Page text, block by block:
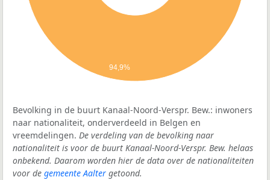
94,9%
Bevolking in de buurt Kanaal-Noord-Verspr. Bew.: inwoners
naar nationaliteit, onderverdeeld in Belgen en
vreemdelingen. De verdeling van de bevolking naar
nationaliteit is voor de buurt Kanaal-Noord-Verspr. Bew. helaas
onbekend. Daarom worden hier de data over de nationaliteiten
voor de gemeente Aalter getoond.